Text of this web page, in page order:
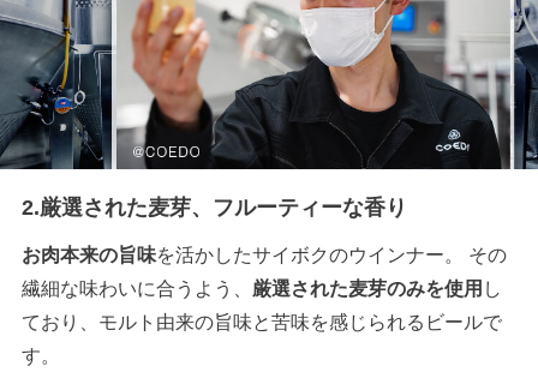
2.厳選された麦芽、フルーティーな香り
お肉本来の旨味を活かしたサイボクのウインナー。 その
繊細な味わいに合うよう、 厳選された麦芽のみを使用 し
ており、モルト由来の旨味と苦味を感じられるビールで
す。